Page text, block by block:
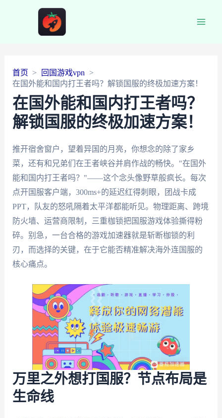
首页
回国游戏vpn
在国外能和国内打王者吗？解锁国服的终极加速方案！
在国外能和国内打王者吗？
解锁国服的终极加速方案！
推开宿舍窗户，望着异国的月亮，你想念的除了家乡
菜，还有和兄弟们在王者峡谷并肩作战的畅快。"在国外
能和国内打王者吗？"——这个念头像野草般疯长。每次
点开国服客户端，300ms+的延迟红得刺眼，团战卡成
PPT，队友的怒吼隔着太平洋都能听见。物理距离、跨境
防火墙、运营商限制，三重枷锁把国服游戏体验撕得粉
碎。别急，一台合格的游戏加速器就是斩断枷锁的利
刃，而选择的关键，在于它能否精准解决海外连国服的
核心痛点。
万里之外想打国服？节点布局是
生命线